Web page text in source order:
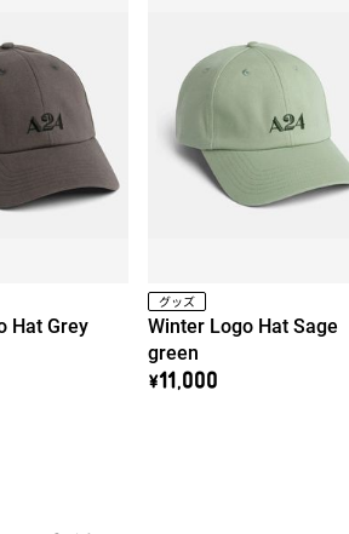
Hat Grey
グッズ
Winter Logo Hat Sage
green
\11,000